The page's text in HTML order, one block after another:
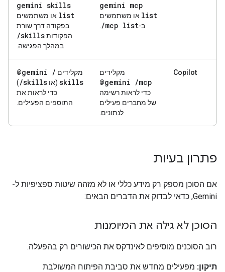
gemini mcp
list או משתמשים
ב-
/mcp list
gemini skills
list או משתמשים
בפקודה דרך שורת
הפקודות
/skills
במהלך הפגישה.
Copilot מקלידים
@gemini /mcp
כדי לראות רשימה
של מחברים פעילים
לנתונים.
מקלידים @gemini /
skills (או /skills
)
כדי לראות את
התוספים הפעילים.
פתרון בעיות
אם הסוכן מספק רק מידע כללי או לא מזהה שיטות ספציפיות ל-
Gemini, כדאי לבדוק את הדברים הבאים:
הסוכן לא גילה את המיומנות
רוב הסוכנים מוסיפים לאינדקס את הכישורים רק בהפעלה.
תיקון: מפעילים מחדש את סביבת הפיתוח המשולבת